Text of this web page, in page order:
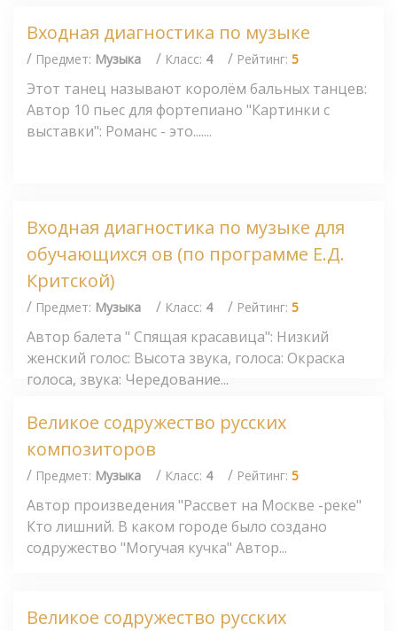
Входная диагностика по музыке
/ Предмет: Музыка / Класс: 4 / Рейтинг: 5
Этот танец называют королём бальных танцев:
Автор 10 пьес для фортепиано "Картинки с
выставки": Романс - это.......
Входная диагностика по музыке для
обучающихся ов (по программе Е.Д.
Критской)
/ Предмет: Музыка / Класс: 4 / Рейтинг: 5
Автор балета " Спящая красавица": Низкий
женский голос: Высота звука, голоса: Окраска
голоса, звука: Чередование...
Великое содружество русских
композиторов
/ Предмет: Музыка / Класс: 4 / Рейтинг: 5
Автор произведения "Рассвет на Москве -реке"
Кто лишний. В каком городе было создано
содружество "Могучая кучка" Автор...
Великое содружество русских